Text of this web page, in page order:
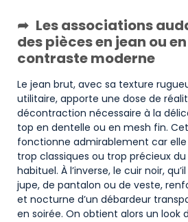
Les associations
des pièces en jean ou
contraste moderne
Le jean brut, avec sa texture
utilitaire, apporte une dose de
décontraction nécessaire à la
top en dentelle ou en mesh fin.
fonctionne admirablement car
trop classiques ou trop précieux
habituel. À l’inverse, le cuir noir,
jupe, de pantalon ou de veste,
et nocturne d’un débardeur
en soirée. On obtient alors un look